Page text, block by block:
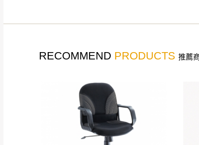
如遇自然災害、
百貨公司配送暫
RECOMMEND PRODUCTS 推薦